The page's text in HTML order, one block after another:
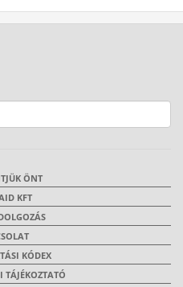
ÖNT
KFT
KÓDEX
TÁJÉKOZTATÓ